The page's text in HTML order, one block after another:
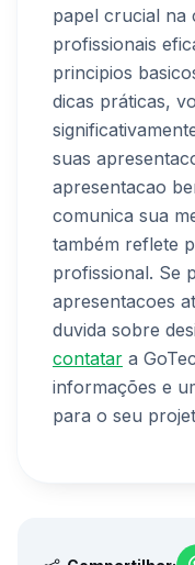
papel crucial na
profissionais
principios
dicas práticas,
suas
apresentacao
comunica sua
também reflete
profissional. Se
apresentacoes
duvida sobre
contatar a
informações e
para o seu